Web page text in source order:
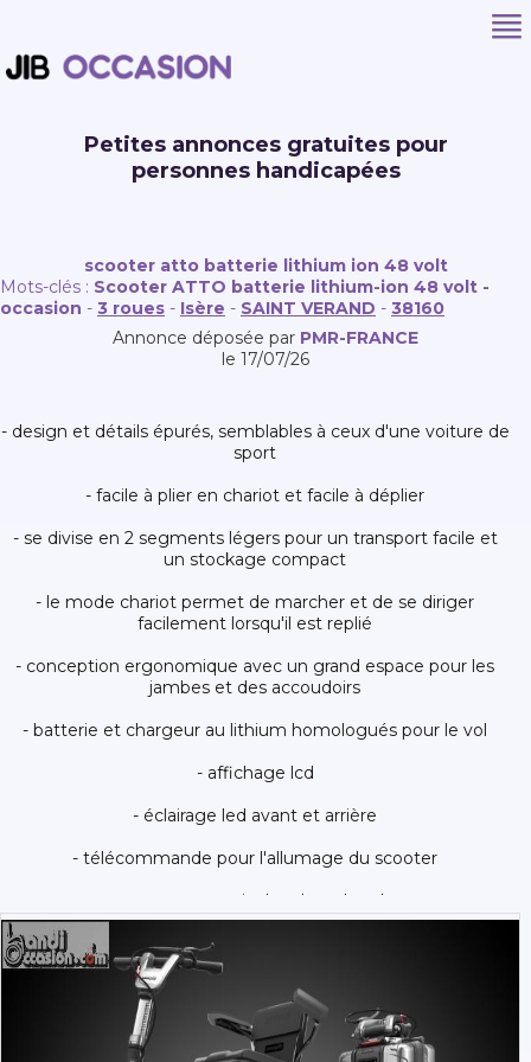
Petites annonces gratuites pour
personnes handicapées
scooter atto batterie lithium ion 48 volt
Mots-clés : Scooter ATTO batterie lithium-ion 48 volt -
occasion - 3 roues - Isère - SAINT VERAND - 38160
Annonce déposée par PMR-FRANCE
le 17/07/26
- design et détails épurés, semblables à ceux d'une voiture de
sport
- facile à plier en chariot et facile à déplier
- se divise en 2 segments légers pour un transport facile et
un stockage compact
- le mode chariot permet de marcher et de se diriger
facilement lorsqu'il est replié
- conception ergonomique avec un grand espace pour les
jambes et des accoudoirs
- batterie et chargeur au lithium homologués pour le vol
- affichage lcd
- éclairage led avant et arrière
- télécommande pour l'allumage du scooter
- pneus npt sans air absorbant les chocs
- garnitures, dossiers et sièges en cuir souple
- réflecteur de lumière arrière
- option de contrôle de la vitesse pour les longs trajets